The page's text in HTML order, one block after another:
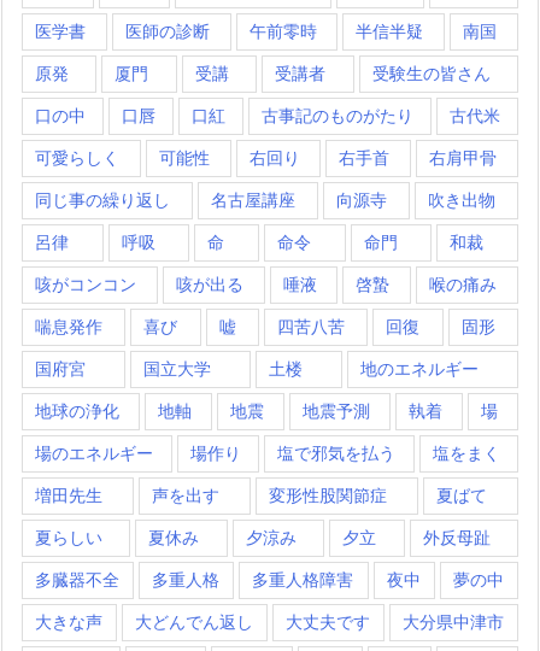
医学書 医師の診断 午前零時 半信半疑 南国
原発 厦門 受講 受講者 受験生の皆さん
口の中 口唇 口紅 古事記のものがたり 古代米
可愛らしく 可能性 右回り 右手首 右肩甲骨
同じ事の繰り返し 名古屋講座 向源寺 吹き出物
呂律 呼吸 命 命令 命門 和裁
咳がコンコン 咳が出る 唾液 啓蟄 喉の痛み
喘息発作 喜び 嘘 四苦八苦 回復 固形
国府宮 国立大学 土楼 地のエネルギー
地球の浄化 地軸 地震 地震予測 執着 場
場のエネルギー 場作り 塩で邪気を払う 塩をまく
増田先生 声を出す 変形性股関節症 夏ばて
夏らしい 夏休み 夕涼み 夕立 外反母趾
多臓器不全 多重人格 多重人格障害 夜中 夢の中
大きな声 大どんでん返し 大丈夫です 大分県中津市